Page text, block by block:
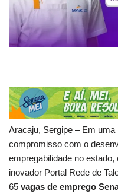
Aracaju, Sergipe – Em
compromisso com o
empregabilidade no
inovador Portal Rede de
65 vagas de emprego